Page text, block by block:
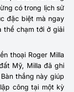
có trong lịch sử
đặc biệt mà ngay
thể chạm tới ở giải
thoại Roger Milla
Mỹ, Milla đã ghi
thắng này giúp
công tại một kỳ